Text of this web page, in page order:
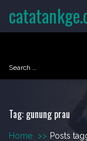
Search
for:
Tag: gunung prau
Home >> Posts